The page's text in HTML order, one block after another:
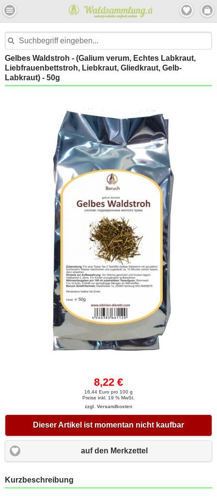
Gelbes Waldstroh - (Galium verum, Echtes Labkraut,
Liebfrauenbettstroh, Liebkraut, Gliedkraut, Gelb-
Labkraut) - 50g
8,22 €
16,44 Euro pro 100 g
Preise inkl. 19 % MwSt.
zzgl. Versandkosten
Dieser Artikel ist momentan nicht kaufbar
auf den Merkzettel
Kurzbeschreibung